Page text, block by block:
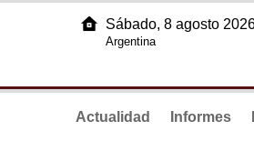
Sábado, 8 agosto
Argentina
Actualidad Informes